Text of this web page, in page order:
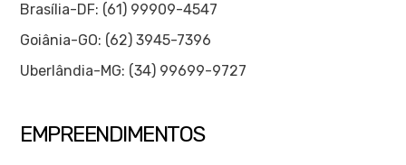
Brasília-DF: (61) 99909-4547
Goiânia-GO: (62) 3945-7396
Uberlândia-MG: (34) 99699-9727
EMPREENDIMENTOS